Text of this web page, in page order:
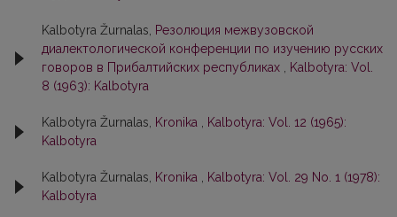
Kalbotyra Žurnalas,
Резолюция межвузовской
диалектологической конференции по изучению русских
говоров в Прибалтийских республиках
Kalbotyra: Vol.
8 (1963): Kalbotyra
Kalbotyra Žurnalas, Kronika
Kalbotyra: Vol. 12 (1965):
Kalbotyra
Kalbotyra Žurnalas, Kronika
Kalbotyra: Vol. 29 No. 1 (1978):
Kalbotyra